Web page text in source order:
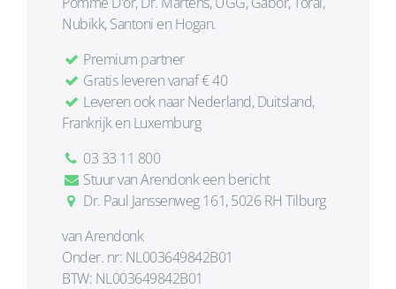
Nubikk, Santoni en Hogan.
Premium partner
Gratis leveren vanaf € 40
Leveren ook naar Nederland, Duitsland,
Frankrijk en Luxemburg
03 33 11 800
Stuur van Arendonk een bericht
Dr. Paul Janssenweg 161, 5026 RH Tilburg
van Arendonk
Onder. nr: NL003649842B01
BTW: NL003649842B01